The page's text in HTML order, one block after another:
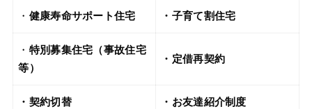
・ 健康寿命サポート住宅 ・子育て割住宅
・ 特別募集住宅（事故住宅
等）
・定借再契約
・契約切替 ・お友達紹介制度